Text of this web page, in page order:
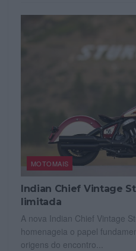
MOTOMAIS
Indian Chief Vintage
limitada
A nova Indian Chief Vintage
homenageia o papel
origens do encontro...